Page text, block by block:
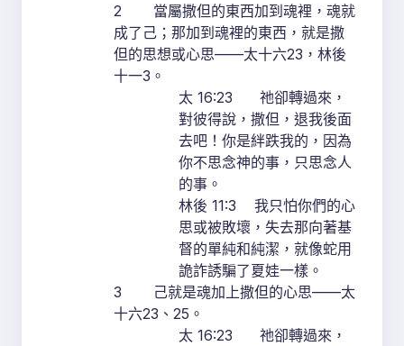
2 當屬撒但的東西加到魂裡，魂就
成了己；那加到魂裡的東西，就是撒
但的思想或心思——太十六23，林後
十一3。
太 16:23 祂卻轉過來，
對彼得說，撒但，退我後面
去吧！你是絆跌我的，因為
你不思念神的事，只思念人
的事。
林後 11:3 我只怕你們的心
思或被敗壞，失去那向著基
督的單純和純潔，就像蛇用
詭詐誘騙了夏娃一樣。
3 己就是魂加上撒但的心思——太
十六23、25。
太 16:23 祂卻轉過來，